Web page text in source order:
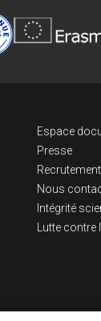
Espace
Presse
Recrutement
Nous
Intégrité
Lutte contre